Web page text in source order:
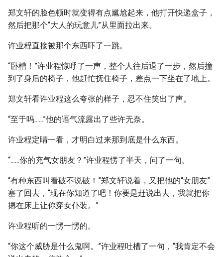
郑文轩的脸色顿时就变得有点尴尬起来，他打开快递盒子，
然后把那个“大人的玩意儿”从里面拉出来。
许业程直接被那个东西吓了一跳。
“卧槽！”许业程惊呼了一声，整个人往后退了一步，然后撞
到了身后的椅子，他赶忙抚住椅子，差点一下坐在了地上。
郑文轩看许业程这么夸张的样子，忍不住笑出了声。
“至于吗......”他的语气流露出了些许无奈。
许业程定睛一看，才明白过来那到底是什么东西。
“......你的充气女朋友？”许业程愣了半天，问了一句。
“有种东西叫看破不说破！”郑文轩说着，又把他的“女朋友”
塞了回去，“现在你知道了吧！你要是赶说出去，我就把你
摁在床上让你穿女仆装。”
许业程听的一愣一愣的。
“你这个威胁是什么鬼啊。”许业程吐槽了一句，“我肯定不会